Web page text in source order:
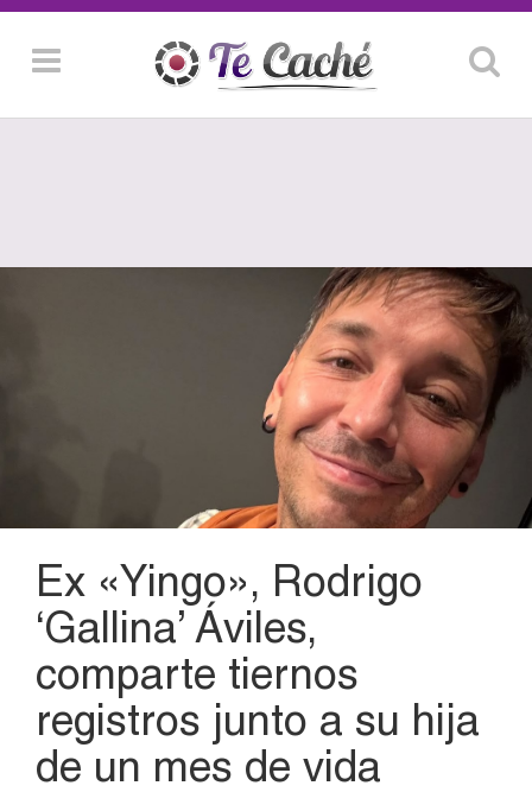
Ex «Yingo», Rodrigo
‘Gallina’ Áviles,
comparte tiernos
registros junto a su hija
de un mes de vida